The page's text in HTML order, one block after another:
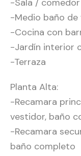
-Sala / comedor
-Medio baño de
-Cocina con
-Jardín interior
-Terraza
Planta Alta:
-Recamara
vestidor, baño
-Recamara
baño completo